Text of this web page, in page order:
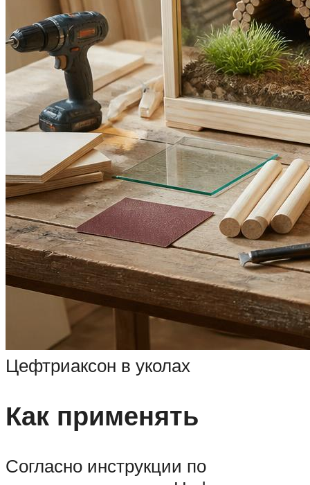
Цефтриаксон в уколах
Как применять
Согласно инструкции по